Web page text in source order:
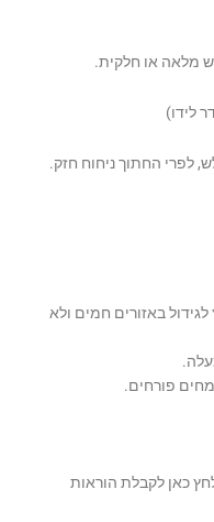
מלאה או חלקית.
לידו)
לפרי החתוך ניחוח חזק.
באזורים חמים ולא
פורחים.
כאן לקבלת הוראות